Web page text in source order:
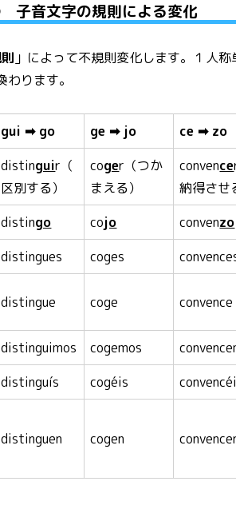
音文字の規則による変化
」によって不規則変化します。１人称
ります。
gui ➡ go ge ➡ jo ce ➡ zo
distinguir（
区別する）
coger（つか
まえる）
convence
納得させ
distingo cojo convenzo
distingues coges
distingue coge convence
distinguimos cogemos
distinguís cogéis
distinguen cogen